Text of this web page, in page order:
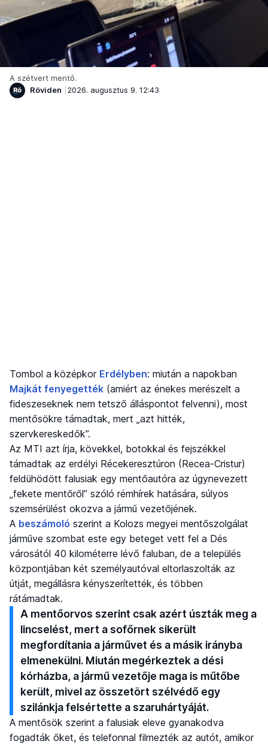
A szétvert mentő.
Röviden
2026. augusztus 9. 12:43
Tombol a középkor Erdélyben: miután a napokban
Majkát fenyegették (amiért az énekes merészelt a
fideszeseknek nem tetsző álláspontot felvenni), most
mentősökre támadtak, mert „azt hitték,
szervkereskedők”.
Az MTI azt írja, kövekkel, botokkal és fejszékkel
támadtak az erdélyi Récekeresztúron (Recea-Cristur)
feldühödött falusiak egy mentőautóra az úgynevezett
„fekete mentőről” szóló rémhírek hatására, súlyos
szemsérülést okozva a jármű vezetőjének.
A beszámoló szerint a Kolozs megyei mentőszolgálat
járműve szombat este egy beteget vett fel a Dés
városától 40 kilométerre lévő faluban, de a település
központjában két személyautóval eltorlaszolták az
útját, megállásra kényszerítették, és többen
rátámadtak.
A mentőorvos szerint csak azért úszták meg a
lincselést, mert a sofőrnek sikerült
megfordítania a járművet és a másik irányba
elmenekülni. Miután megérkeztek a dési
kórházba, a jármű vezetője maga is műtőbe
került, mivel az összetört szélvédő egy
szilánkja felsértette a szaruhártyáját.
A mentősök szerint a falusiak eleve gyanakodva
fogadták őket, és telefonnal filmezték az autót, amikor